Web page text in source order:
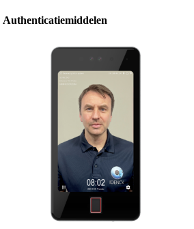
Authenticatiemiddelen